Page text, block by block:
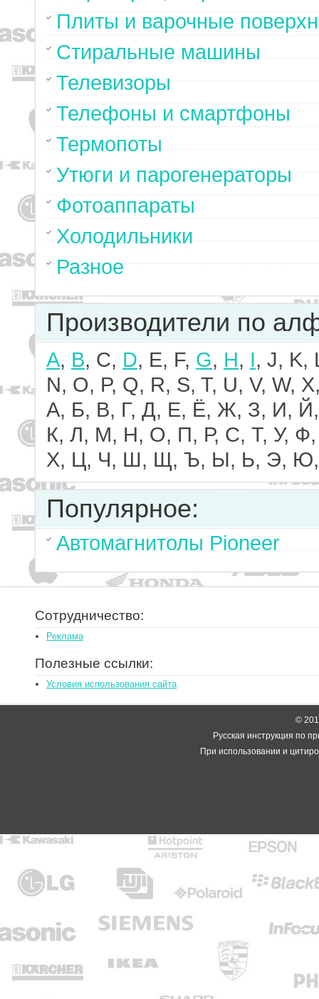
Плиты и варочные
Стиральные машины
Телевизоры
Телефоны и смартфоны
Термопоты
Утюги и парогенераторы
Фотоаппараты
Холодильники
Разное
Производители по
A, B, C, D, E, F, G, H, I, J, K,
N, O, P, Q, R, S, T, U, V, W,
А, Б, В, Г, Д, Е, Ё, Ж, З, И, Й,
К, Л, М, Н, О, П, Р, С, Т, У, Ф,
Х, Ц, Ч, Ш, Щ, Ъ, Ы, Ь, Э,
Популярное:
Автомагнитолы Pioneer
Сотрудничество:
Реклама
Полезные ссылки:
Условия использования сайта
©
Русская инструкция по
При использовании и